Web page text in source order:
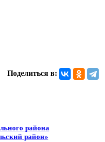
Поделиться в:
района
район»